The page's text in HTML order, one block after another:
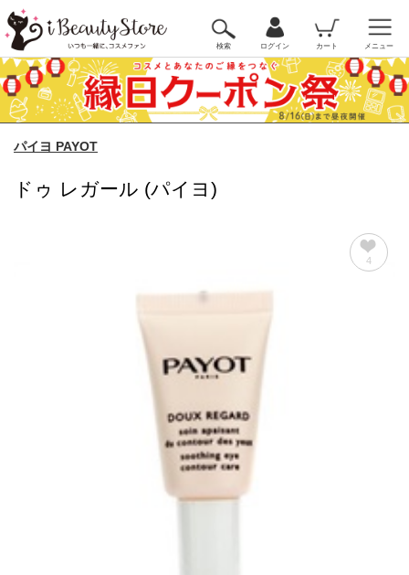
検索 ログイン カート メニュー
パイヨ PAYOT
ドゥ レガール (パイヨ)
4